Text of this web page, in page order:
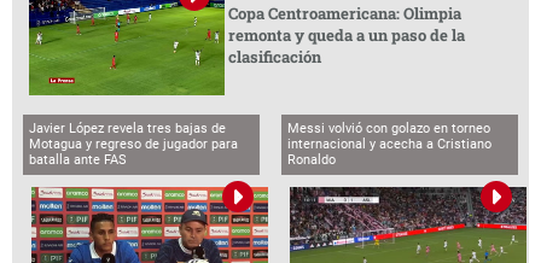
Copa Centroamericana: Olimpia
remonta y queda a un paso de la
clasificación
Javier López revela tres bajas de
Motagua y regreso de jugador para
batalla ante FAS
Messi volvió con golazo en torneo
internacional y acecha a Cristiano
Ronaldo